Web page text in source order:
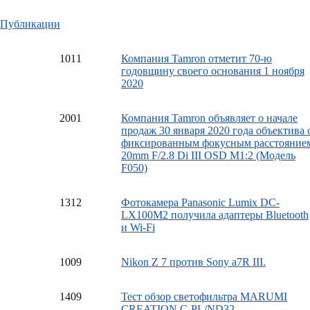
Публикации
1011
Компания Tamron отметит 70-ю
годовщину своего основания 1 ноября
2020
2001
Компания Tamron объявляет о начале
продаж 30 января 2020 года объектива
фиксированным фокусным
20mm F/2.8 Di III OSD M1:2 (Модель
F050)
1312
Фотокамера Panasonic Lumix DC-
LX100M2 получила адаптеры Bluetooth
и Wi-Fi
1009 Nikon Z 7 против Sony a7R III.
1409
Тест обзор светофильтра MARUMI